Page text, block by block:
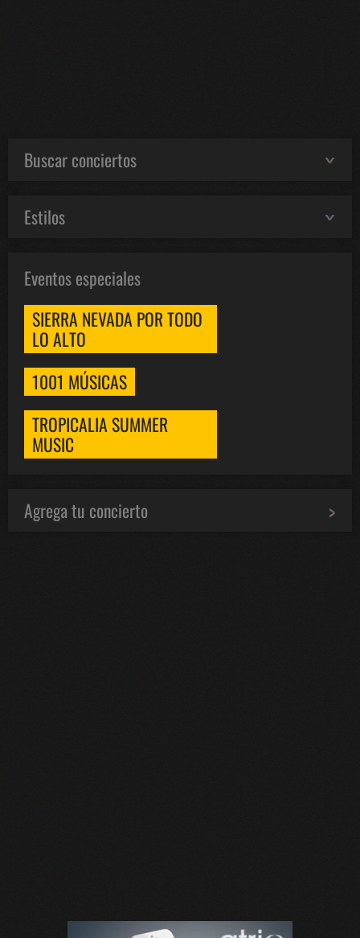
Buscar conciertos
Estilos
Eventos especiales
SIERRA NEVADA POR TODO
LO ALTO
1001 MÚSICAS
TROPICALIA SUMMER
MUSIC
Agrega tu concierto